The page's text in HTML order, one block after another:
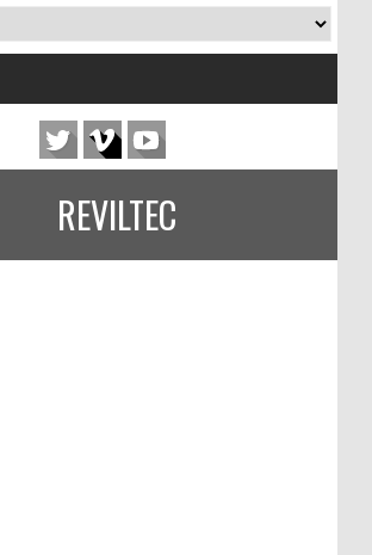
REVILTEC